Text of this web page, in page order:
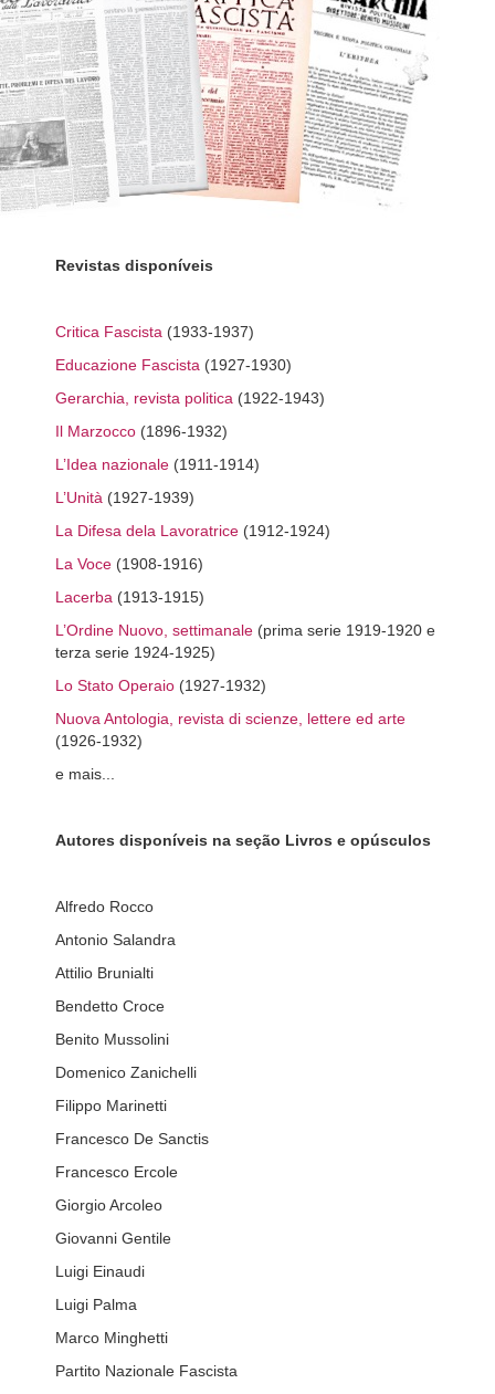
Revistas disponíveis
Critica Fascista (1933-1937)
Educazione Fascista (1927-1930)
Gerarchia, revista politica (1922-1943)
Il Marzocco (1896-1932)
L’Idea nazionale (1911-1914)
L’Unità (1927-1939)
La Difesa dela Lavoratrice (1912-1924)
La Voce (1908-1916)
Lacerba (1913-1915)
L’Ordine Nuovo, settimanale (prima serie 1919-1920 e
terza serie 1924-1925)
Lo Stato Operaio (1927-1932)
Nuova Antologia, revista di scienze, lettere ed arte
(1926-1932)
e mais...
Autores disponíveis na seção Livros e opúsculos
Alfredo Rocco
Antonio Salandra
Attilio Brunialti
Bendetto Croce
Benito Mussolini
Domenico Zanichelli
Filippo Marinetti
Francesco De Sanctis
Francesco Ercole
Giorgio Arcoleo
Giovanni Gentile
Luigi Einaudi
Luigi Palma
Marco Minghetti
Partito Nazionale Fascista